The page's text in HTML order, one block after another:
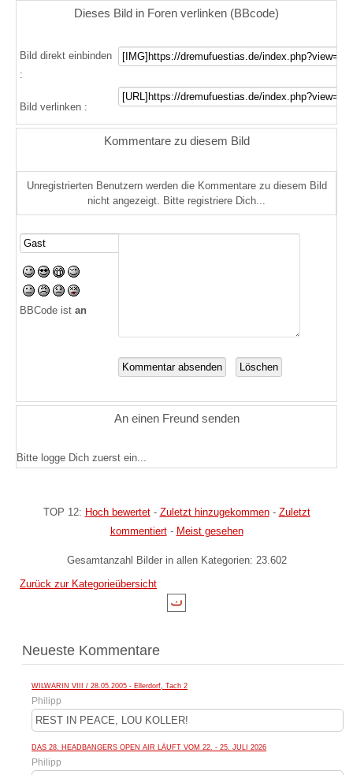
Dieses Bild in Foren verlinken (BBcode)
Bild direkt einbinden
:
Bild verlinken :
Kommentare zu diesem Bild
Unregistrierten Benutzern werden die Kommentare zu diesem Bild
nicht angezeigt. Bitte registriere Dich...
BBCode ist an
An einen Freund senden
Bitte logge Dich zuerst ein...
TOP 12: Hoch bewertet- Zuletzt hinzugekommen- Zuletzt
kommentiert- Meist gesehen
Gesamtanzahl Bilder in allen Kategorien: 23.602
Zurück zur Kategorieübersicht
Neueste Kommentare
WILWARIN VIII / 28.05.2005 - Ellerdorf, Tach 2
Philipp
REST IN PEACE, LOU KOLLER!
DAS 28. HEADBANGERS OPEN AIR LÄUFT VOM 22. - 25. JULI 2026
Philipp